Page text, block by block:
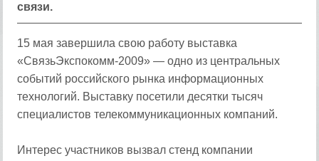
связи.
15 мая завершила свою работу выставка
«СвязьЭкспокомм-2009» — одно из центральных
событий российского рынка информационных
технологий. Выставку посетили десятки тысяч
специалистов телекоммуникационных компаний.
Интерес участников вызвал стенд компании